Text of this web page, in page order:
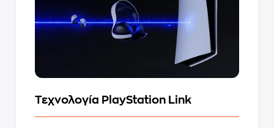
Τεχνολογία PlayStation Link